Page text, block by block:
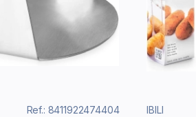
Ref.: 8411922474404 IBILI